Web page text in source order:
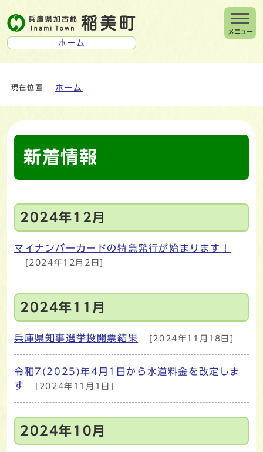
ホーム
メニュー
現在位置 ホーム
新着情報
2024年12月
マイナンバーカードの特急発行が始まります！
[2024年12月2日]
2024年11月
兵庫県知事選挙投開票結果 [2024年11月18日]
令和7(2025)年4月1日から水道料金を改定しま
す
[2024年11月1日]
2024年10月